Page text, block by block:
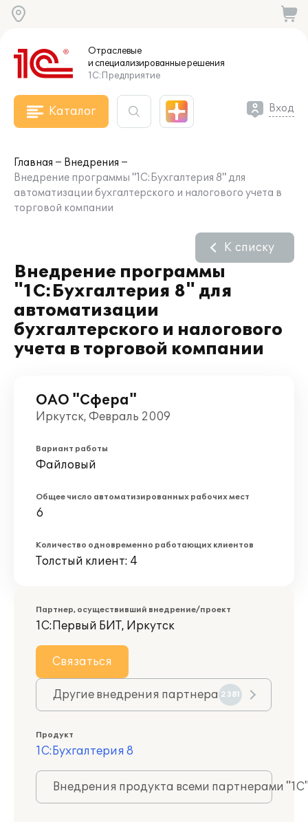
Отраслевые
и специализированныерешения
1С:Предприятие
Каталог Вход
Главная
Внедрения
Внедрение программы "1С:Бухгалтерия 8" для
автоматизации бухгалтерского и налогового учета в
торговой компании
Внедрение программы
"1С:Бухгалтерия 8" для
автоматизации
бухгалтерского и налогового
учета в торговой компании
К списку
ОАО "Сфера"
Иркутск, Февраль 2009
Вариант работы
Файловый
Общее число автоматизированных рабочих мест
6
Количество одновременно работающих клиентов
Толстый клиент: 4
Партнер, осуществивший внедрение/проект
1С:Первый БИТ, Иркутск
Связаться
Другие внедрения партнера 2381
Продукт
1С:Бухгалтерия 8
Внедрения продукта всеми партнерами